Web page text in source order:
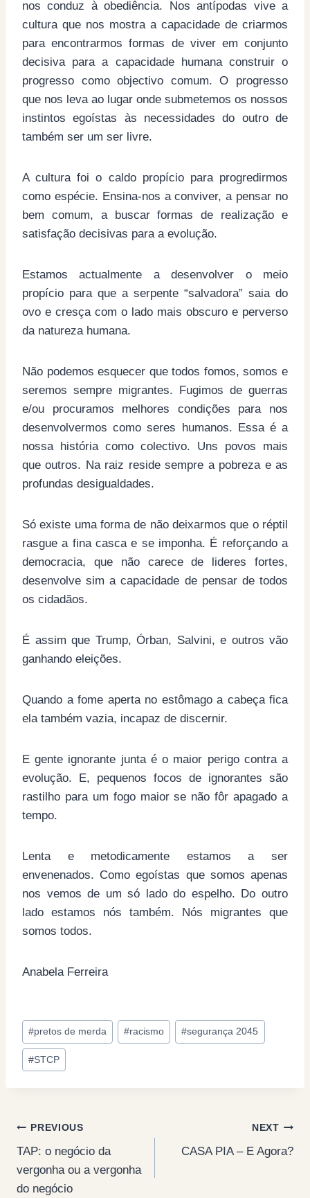
nos conduz à obediência. Nos antípodas vive a
cultura que nos mostra a capacidade de criarmos
para encontrarmos formas de viver em conjunto
decisiva para a capacidade humana construir o
progresso como objectivo comum. O progresso
que nos leva ao lugar onde submetemos os nossos
instintos egoístas às necessidades do outro de
também ser um ser livre.
A cultura foi o caldo propício para progredirmos
como espécie. Ensina-nos a conviver, a pensar no
bem comum, a buscar formas de realização e
satisfação decisivas para a evolução.
Estamos actualmente a desenvolver o meio
propício para que a serpente “salvadora” saia do
ovo e cresça com o lado mais obscuro e perverso
da natureza humana.
Não podemos esquecer que todos fomos, somos e
seremos sempre migrantes. Fugimos de guerras
e/ou procuramos melhores condições para nos
desenvolvermos como seres humanos. Essa é a
nossa história como colectivo. Uns povos mais
que outros. Na raiz reside sempre a pobreza e as
profundas desigualdades.
Só existe uma forma de não deixarmos que o réptil
rasgue a fina casca e se imponha. É reforçando a
democracia, que não carece de lideres fortes,
desenvolve sim a capacidade de pensar de todos
os cidadãos.
É assim que Trump, Órban, Salvini, e outros vão
ganhando eleições.
Quando a fome aperta no estômago a cabeça fica
ela também vazia, incapaz de discernir.
E gente ignorante junta é o maior perigo contra a
evolução. E, pequenos focos de ignorantes são
rastilho para um fogo maior se não fôr apagado a
tempo.
Lenta e metodicamente estamos a ser
envenenados. Como egoístas que somos apenas
nos vemos de um só lado do espelho. Do outro
lado estamos nós também. Nós migrantes que
somos todos.
Anabela Ferreira
Post
Tags:
#pretos de merda #racismo #segurança 2045
#STCP
Post
navigation
PREVIOUS
TAP: o negócio da
vergonha ou a vergonha
do negócio
NEXT
CASA PIA – E Agora?